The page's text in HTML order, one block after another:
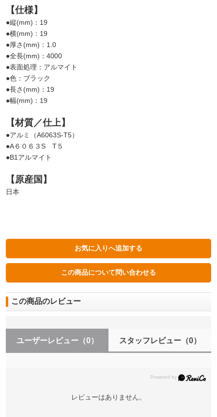
【仕様】
●縦(mm)：19
●横(mm)：19
●厚さ(mm)：1.0
●全長(mm)：4000
●表面処理：アルマイト
●色：ブラック
●長さ(mm)：19
●幅(mm)：19
【材質／仕上】
●アルミ（A6063S-T5）
●A６０６３S T５
●B1アルマイト
【原産国】
日本
この商品のレビュー
ユーザーレビュー （0） スタッフレビュー（0）
レビューはありません。